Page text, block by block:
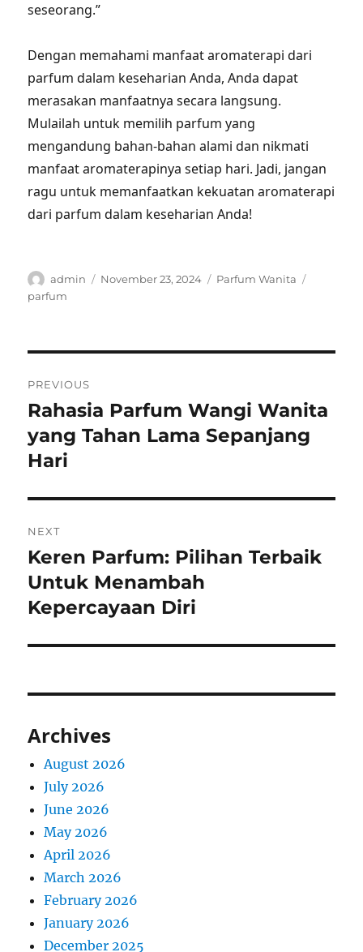
seseorang.”
Dengan memahami manfaat aromaterapi dari
parfum dalam keseharian Anda, Anda dapat
merasakan manfaatnya secara langsung.
Mulailah untuk memilih parfum yang
mengandung bahan-bahan alami dan nikmati
manfaat aromaterapinya setiap hari. Jadi, jangan
ragu untuk memanfaatkan kekuatan aromaterapi
dari parfum dalam keseharian Anda!
Author
admin
Posted
November 23, 2024 Categories
Parfum Wanita
parfum
navigation
PREVIOUS
Previous
post:
Rahasia Parfum Wangi Wanita
yang Tahan Lama Sepanjang
Hari
NEXT
Next
post:
Keren Parfum: Pilihan Terbaik
Untuk Menambah
Kepercayaan Diri
Archives
August 2026
July 2026
June 2026
May 2026
April 2026
March 2026
February 2026
January 2026
December 2025